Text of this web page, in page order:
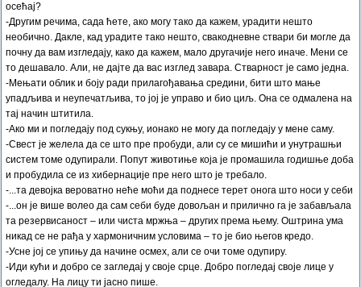
осећај?
-Другим речима, сада ћете, ако могу тако да кажем, урадити нешто
необично. Дакле, кад урадите тако нешто, свакодневне ствари би могле да
почну да вам изгледају, како да кажем, мало другачије него иначе. Мени се
то дешавало. Али, не дајте да вас изглед завара. Стварност је само једна.
-Мењати облик и боју ради прилагођавања средини, бити што мање
упадљива и неупечатљива, то јој је управо и био циљ. Она се одмалена на
тај начин штитила.
-Ако ми и погледају под сукњу, ионако не могу да погледају у мене саму.
-Свест је желела да се што пре пробуди, али су се мишићи и унутрашњи
систем томе одупирали. Попут животиње која је промашила годишње доба
и пробудила се из хибернације пре него што је требало.
-...та девојка вероватно неће моћи да поднесе терет онога што носи у себи
-...он је више волео да сам себи буде довољан и прилично га је забављала
та резервисаност – или чиста мржња – других према њему. Оштрина ума
никад се не рађа у хармоничним условима – то је био његов кредо.
-Усне јој се упињу да начине осмех, али се очи томе одупиру.
-Иди кући и добро се загледај у своје срце. Добро погледај своје лице у
огледалу. На лицу ти јасно пише.